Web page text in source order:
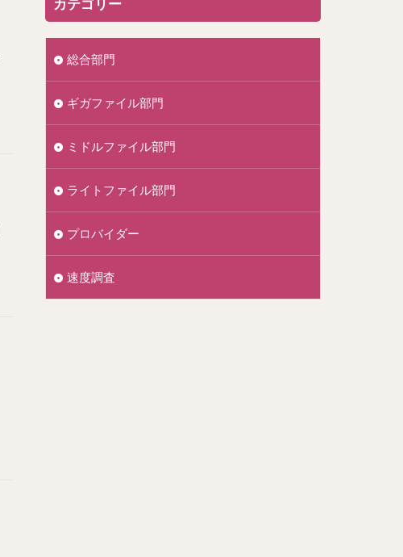
カテゴリー
総合部門
ギガファイル部門
ミドルファイル部門
ライトファイル部門
プロバイダー
速度調査